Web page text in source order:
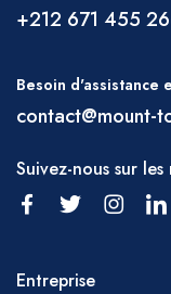
ou à
départ
vos
+212 671 455
Besoin d'assistance
contact@mount-
Suivez-nous sur
Entreprise